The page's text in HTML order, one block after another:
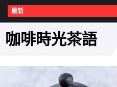
最新
咖啡時光茶語